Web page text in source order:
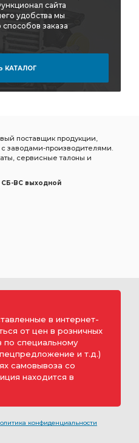
сайта
удобства мы
заказа
КАТАЛОГ
поставщик продукции,
заводами-производителями.
сервисные талоны и
СБ-ВС выходной
в интернет-
от цен в розничных
по специальному
и т.д.)
самовывоза со
находится в
конфиденциальности